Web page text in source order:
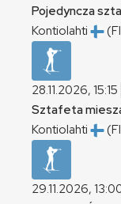
Pojedyncza
Kontiolahti
28.11.2026, 15:15
Sztafeta
Kontiolahti
29.11.2026,